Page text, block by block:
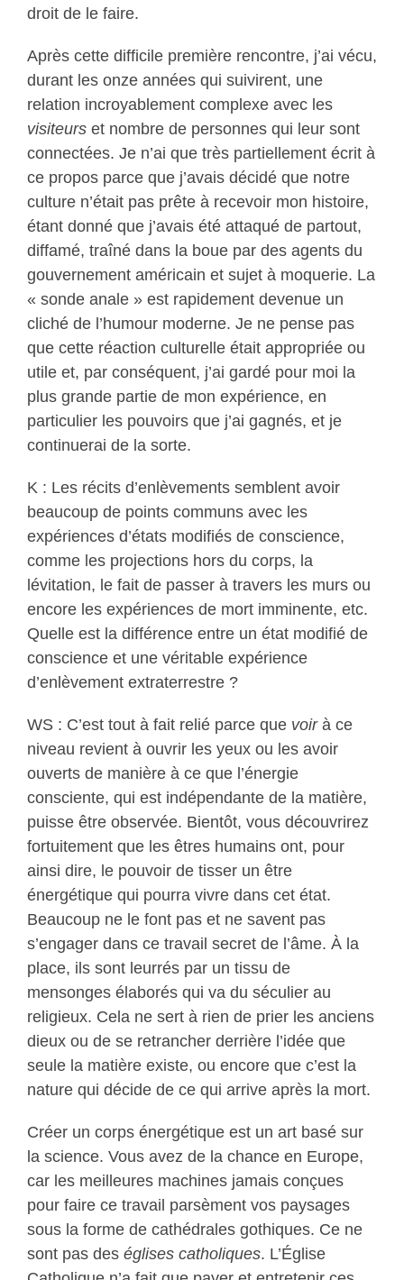
droit de le faire.
Après cette difficile première rencontre, j’ai vécu,
durant les onze années qui suivirent, une
relation incroyablement complexe avec les
visiteurs et nombre de personnes qui leur sont
connectées. Je n’ai que très partiellement écrit à
ce propos parce que j’avais décidé que notre
culture n’était pas prête à recevoir mon histoire,
étant donné que j’avais été attaqué de partout,
diffamé, traîné dans la boue par des agents du
gouvernement américain et sujet à moquerie. La
« sonde anale » est rapidement devenue un
cliché de l’humour moderne. Je ne pense pas
que cette réaction culturelle était appropriée ou
utile et, par conséquent, j’ai gardé pour moi la
plus grande partie de mon expérience, en
particulier les pouvoirs que j’ai gagnés, et je
continuerai de la sorte.
K : Les récits d’enlèvements semblent avoir
beaucoup de points communs avec les
expériences d’états modifiés de conscience,
comme les projections hors du corps, la
lévitation, le fait de passer à travers les murs ou
encore les expériences de mort imminente, etc.
Quelle est la différence entre un état modifié de
conscience et une véritable expérience
d’enlèvement extraterrestre ?
WS : C’est tout à fait relié parce que voirà ce
niveau revient à ouvrir les yeux ou les avoir
ouverts de manière à ce que l’énergie
consciente, qui est indépendante de la matière,
puisse être observée. Bientôt, vous découvrirez
fortuitement que les êtres humains ont, pour
ainsi dire, le pouvoir de tisser un être
énergétique qui pourra vivre dans cet état.
Beaucoup ne le font pas et ne savent pas
s’engager dans ce travail secret de l’âme. À la
place, ils sont leurrés par un tissu de
mensonges élaborés qui va du séculier au
religieux. Cela ne sert à rien de prier les anciens
dieux ou de se retrancher derrière l’idée que
seule la matière existe, ou encore que c’est la
nature qui décide de ce qui arrive après la mort.
Créer un corps énergétique est un art basé sur
la science. Vous avez de la chance en Europe,
car les meilleures machines jamais conçues
pour faire ce travail parsèment vos paysages
sous la forme de cathédrales gothiques. Ce ne
sont pas des églises catholiques. L’Église